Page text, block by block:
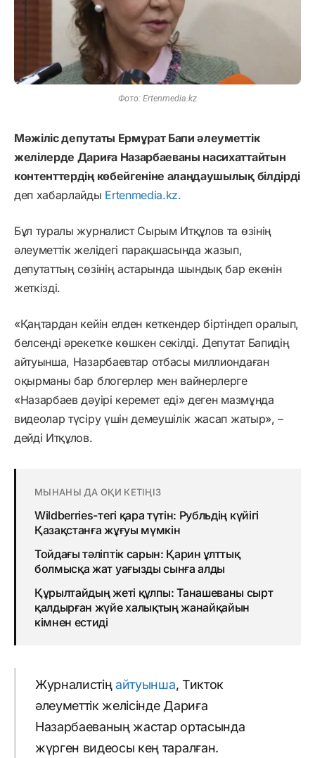
Фото: Ertenmedia.kz
Мәжіліс депутаты Ермұрат Бапи әлеуметтік
желілерде Дариға Назарбаеваны насихаттайтын
контенттердің көбейгеніне алаңдаушылық білдірді
деп хабарлайды Ertenmedia.kz.
Бұл туралы журналист Сырым Итқұлов та өзінің
әлеуметтік желідегі парақшасында жазып,
депутаттың сөзінің астарында шындық бар екенін
жеткізді.
«Қаңтардан кейін елден кеткендер біртіндеп оралып,
белсенді әрекетке көшкен секілді. Депутат Бапидің
айтуынша, Назарбаевтар отбасы миллиондаған
оқырманы бар блогерлер мен вайнерлерге
«Назарбаев дәуірі керемет еді» деген мазмұнда
видеолар түсіру үшін демеушілік жасап жатыр», –
дейді Итқұлов.
МЫНАНЫ ДА ОҚИ КЕТІҢІЗ
Wildberries-тегі қара түтін: Рубльдің күйігі
Қазақстанға жұғуы мүмкін
Тойдағы тәліптік сарын: Қарин ұлттық
болмысқа жат уағызды сынға алды
Құрылтайдың жеті құлпы: Танашеваны сырт
қалдырған жүйе халықтың жанайқайын
кімнен естиді
Журналистіңайтуынша, Тикток
әлеуметтік желісінде Дариға
Назарбаеваның жастар ортасында
жүрген видеосы кең таралған.